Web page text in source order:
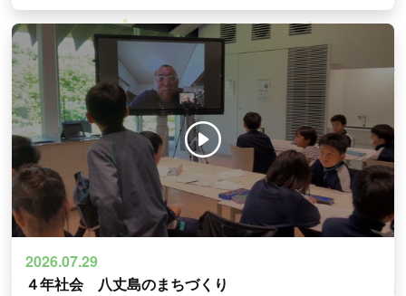
2026.07.29
４年社会 八丈島のまちづくり